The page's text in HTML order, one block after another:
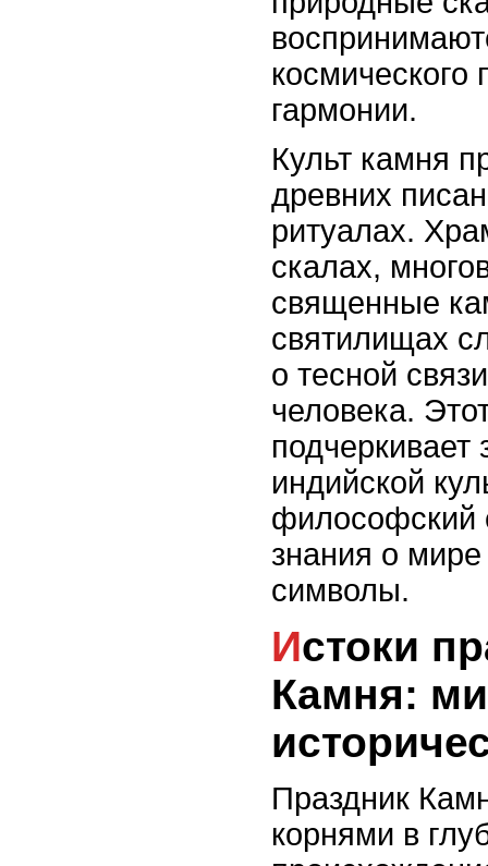
космического
гармонии.
Культ камня
древних
ритуалах.
скалах,
священные
святилищах
о тесной
человека.
подчеркивает
индийской
философский
знания о
символы.
Истоки праздника
Камня:
Праздник
корнями в